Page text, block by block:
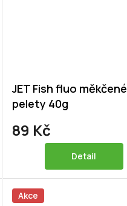
JET Fish fluo měkčené
pelety 40g
89 Kč
Detail
Akce